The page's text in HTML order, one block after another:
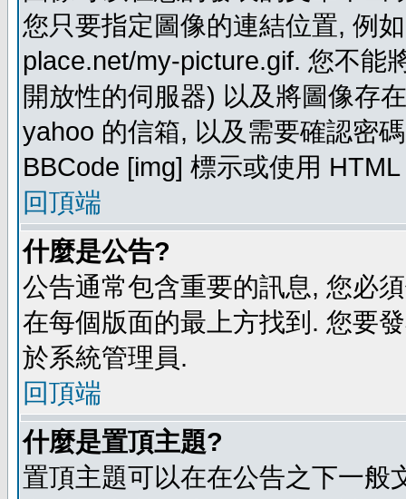
您只要指定圖像的連結位置, 例
place.net/my-picture.gif. 您不能
開放性的伺服器) 以及將圖像存
yahoo 的信箱, 以及需要確認密
BBCode [img] 標示或使用
回頂端
什麼是公告?
公告通常包含重要的訊息, 您必
在每個版面的最上方找到. 您要
於系統管理員.
回頂端
什麼是置頂主題?
置頂主題可以在在公告之下一般